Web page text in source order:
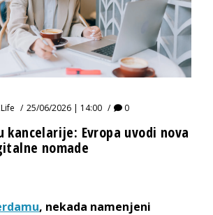
25/06/2026 | 14:00 0
kancelarije: Evropa uvodi nova
nomade
, nekada namenjeni